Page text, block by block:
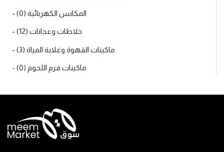
- المكانس الكهربائية (0)
- خلاطات وعجانات (12)
- ماكينات القهوة وغلاية المياة (3)
- ماكينات فرم اللحوم (0)